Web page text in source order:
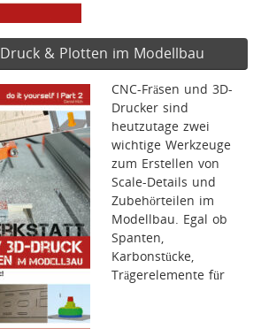
Druck & Plotten im Modellbau
CNC-Fräsen und 3D-
Drucker sind
heutzutage zwei
wichtige Werkzeuge
zum Erstellen von
Scale-Details und
Zubehörteilen im
Modellbau. Egal ob
Spanten,
Karbonstücke,
Trägerelemente für